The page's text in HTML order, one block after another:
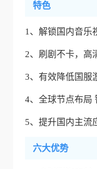
特色
1、解锁国内音乐
2、刷剧不卡，高
3、有效降低国服
4、全球节点布局
5、提升国内主流
六大优势